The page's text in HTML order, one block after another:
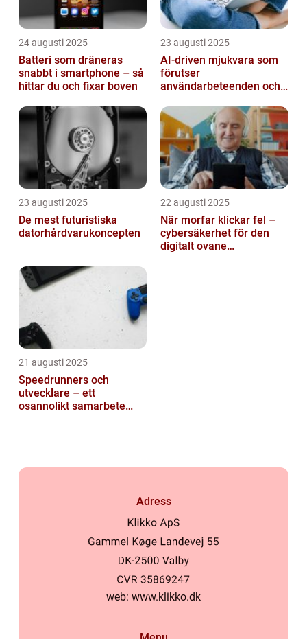
24 augusti 2025
Batteri som dräneras
snabbt i smartphone – så
hittar du och fixar boven
23 augusti 2025
AI-driven mjukvara som
förutser
användarbeteenden och
23 augusti 2025
De mest futuristiska
datorhårdvarukoncepten
22 augusti 2025
När morfar klickar fel –
cybersäkerhet för den
digitalt ovane
21 augusti 2025
Speedrunners och
utvecklare – ett
osannolikt samarbete
Adress
web: www.klikko.dk